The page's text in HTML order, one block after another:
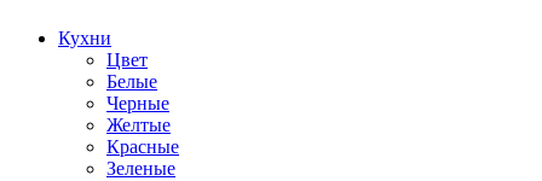
Кухни
Цвет
Белые
Черные
Желтые
Красные
Зеленые